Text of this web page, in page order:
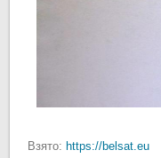
Взято: https://belsat.eu